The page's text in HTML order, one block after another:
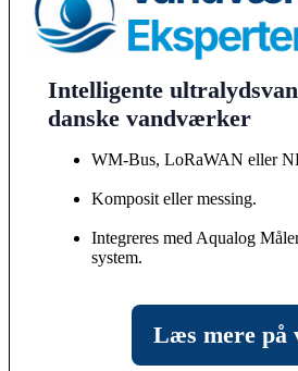
Intelligente
danske vandværker
WM-Bus, LoRaWAN eller
Komposit eller messing.
Integreres med Aqualog
system.
Læs mere på